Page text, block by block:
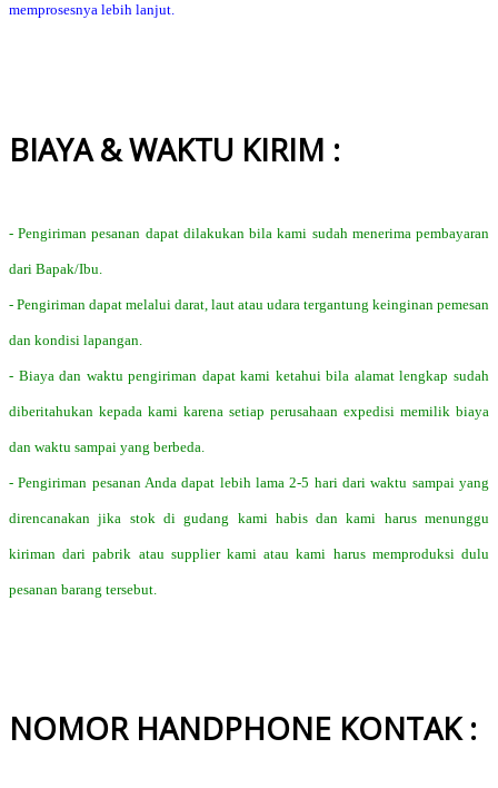
memprosesnya lebih lanjut.
BIAYA & WAKTU KIRIM :
- Pengiriman pesanan dapat dilakukan bila kami sudah menerima pembayaran
dari Bapak/Ibu.
- Pengiriman dapat melalui darat, laut atau udara tergantung keinginan pemesan
dan kondisi lapangan.
- Biaya dan waktu pengiriman dapat kami ketahui bila alamat lengkap sudah
diberitahukan kepada kami karena setiap perusahaan expedisi memilik biaya
dan waktu sampai yang berbeda.
- Pengiriman pesanan Anda dapat lebih lama 2-5 hari dari waktu sampai yang
direncanakan jika stok di gudang kami habis dan kami harus menunggu
kiriman dari pabrik atau supplier kami atau kami harus memproduksi dulu
pesanan barang tersebut.
NOMOR HANDPHONE KONTAK :